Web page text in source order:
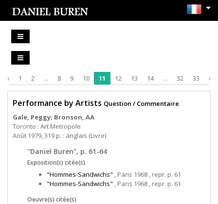
‹ 1 2 ... 8 9 10 11 12 13 14 ... 32 33 ›
Performance by Artists Question / Commentaire
Gale, Peggy; Bronson, AA
Toronto : Art Metropole
Août 1979, 319 p. : anglais (Livre)
"Daniel Buren", p. 61-64
Exposition(s) citée(s)
"Hommes-Sandwichs" , Paris 1968 , repr. p. 61
"Hommes-Sandwichs" , Paris 1968 , repr. p. 61
Oeuvre(s) citée(s)